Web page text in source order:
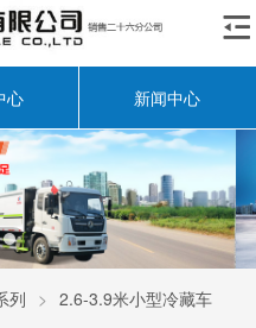

心 新闻中心
列 > 2.6-3.9米小型冷藏车